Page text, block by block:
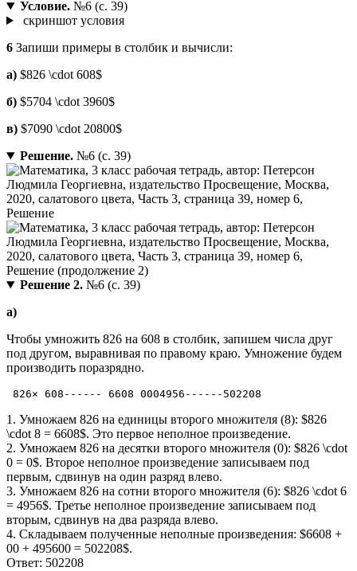
Условие.№6 (с. 39)
скриншот условия
6 Запиши примеры в столбик и вычисли:
a) $826 \cdot 608$
б) $5704 \cdot 3960$
в) $7090 \cdot 20800$
Решение.№6 (с. 39)
Решение 2.№6 (с. 39)
а)
Чтобы умножить 826 на 608 в столбик, запишем числа друг
под другом, выравнивая по правому краю. Умножение будем
производить поразрядно.
826× 608------ 6608 0004956------502208
1. Умножаем 826 на единицы второго множителя (8): $826
\cdot 8 = 6608$. Это первое неполное произведение.
2. Умножаем 826 на десятки второго множителя (0): $826 \cdot
0 = 0$. Второе неполное произведение записываем под
первым, сдвинув на один разряд влево.
3. Умножаем 826 на сотни второго множителя (6): $826 \cdot 6
= 4956$. Третье неполное произведение записываем под
вторым, сдвинув на два разряда влево.
4. Складываем полученные неполные произведения: $6608 +
00 + 495600 = 502208$.
Ответ: 502208